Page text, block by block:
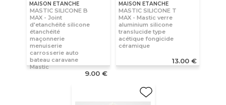
MAISON ETANCHE
MASTIC SILICONE B
MAX - Joint
d'etanchéité silicone
étanchéité
maçonnerie
menuiserie
carrosserie auto
bateau caravane
Mastic
9.00 €
MAISON ETANCHE
MASTIC SILICONE T
MAX - Mastic verre
aluminium silicone
translucide type
acétique fongicide
céramique
13.00 €